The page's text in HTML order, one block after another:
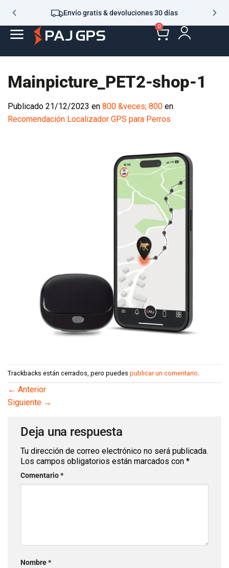
Envío gratis & devoluciones 30 días
0
Mainpicture_PET2-shop-1
Publicado 21/12/2023 en 800 &veces; 800 en
Recomendación Localizador GPS para Perros
Trackbacks están cerrados, pero puedes publicar un comentario
← Anterior
Siguiente →
Deja una respuesta
Tu dirección de correo electrónico no será publicada.
Los campos obligatorios están marcados con *
Comentario*
Nombre*